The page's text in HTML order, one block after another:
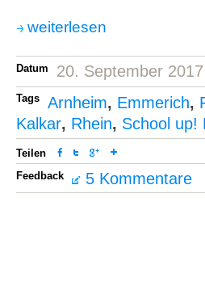
weiterlesen
Datum 20. September
Tags Arnheim, Emmerich,
Kalkar, Rhein, School up!
Teilen
Feedback
5 Kommentare